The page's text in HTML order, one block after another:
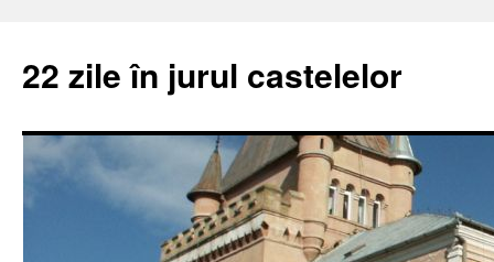
22 zile în jurul castelelor